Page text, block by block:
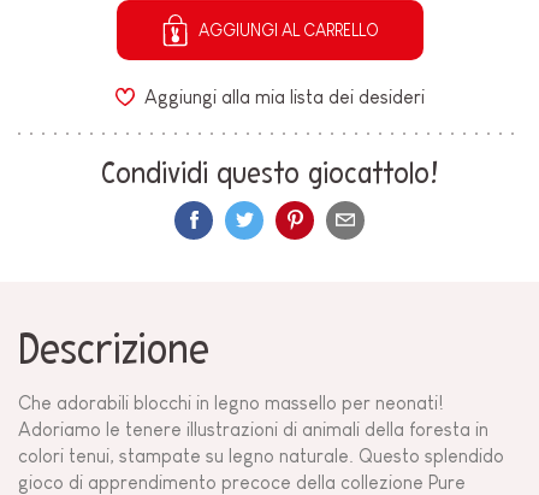
AGGIUNGI AL CARRELLO
Aggiungi alla mia lista dei desideri
Condividi questo giocattolo!
Descrizione
Che adorabili blocchi in legno massello per neonati!
Adoriamo le tenere illustrazioni di animali della foresta in
colori tenui, stampate su legno naturale. Questo splendido
gioco di apprendimento precoce della collezione Pure